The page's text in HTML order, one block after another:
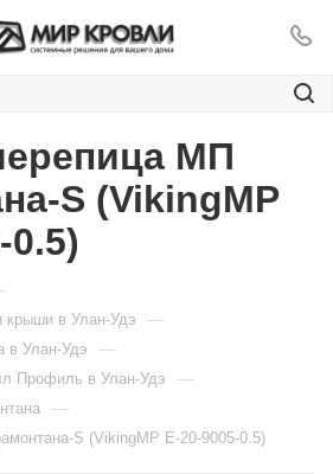
МП
S (VikingMP
0.5)
крыши в Улан-Удэ —
в Улан-Удэ —
Профиль в Улан-Удэ —
—
S (VikingMP E-20-9005-0.5)